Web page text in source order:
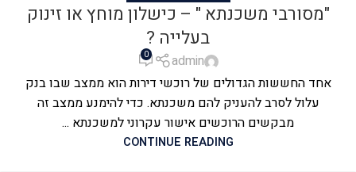
"מסורבי משכנתא " – כישלון מוחץ או זינוק
בעלייה ?
admin
0
אחד החששות הגדולים של רוכשי דירות הוא ממצב שבו בנק
עלול לסרב להעניק להם משכנתא. כדי להימנע ממצב זה
מבקשים הרוכשים אישור עקרוני למשכנתא ...
CONTINUE READING